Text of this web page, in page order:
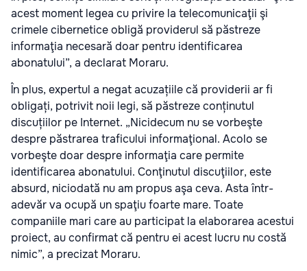
acest moment legea cu privire la telecomunicaţii şi
crimele cibernetice obligă providerul să păstreze
informaţia necesară doar pentru identificarea
abonatului”, a declarat Moraru.
În plus, expertul a negat acuzațiile că providerii ar fi
obligați, potrivit noii legi, să păstreze conținutul
discuțiilor pe Internet. „Nicidecum nu se vorbeşte
despre păstrarea traficului informaţional. Acolo se
vorbeşte doar despre informaţia care permite
identificarea abonatului. Conţinutul discuţiilor, este
absurd, niciodată nu am propus aşa ceva. Asta într-
adevăr va ocupă un spaţiu foarte mare. Toate
companiile mari care au participat la elaborarea acestui
proiect, au confirmat că pentru ei acest lucru nu costă
nimic”, a precizat Moraru.